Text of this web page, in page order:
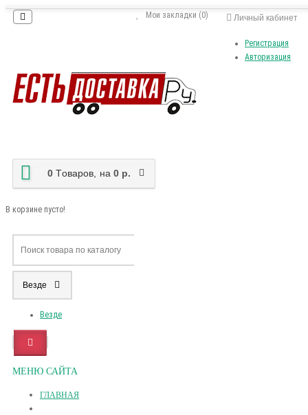
Личный кабинет
Регистрация
Авторизация
Мои закладки (0)
0 Tоваров, на 0 р.
В корзине пусто!
Везде
Везде
МЕНЮ САЙТА
ГЛАВНАЯ